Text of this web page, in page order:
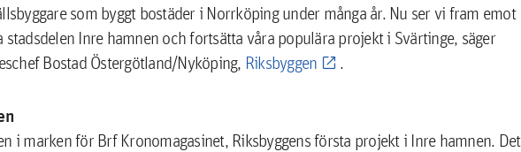
som byggt bostäder i Norrköping under många år. Nu ser vi fram emot
Inre hamnen och fortsätta våra populära projekt i Svärtinge, säger
Bostad Östergötland/Nyköping, Riksbyggen .
i marken för Brf Kronomagasinet, Riksbyggens första projekt i Inre hamnen. Det